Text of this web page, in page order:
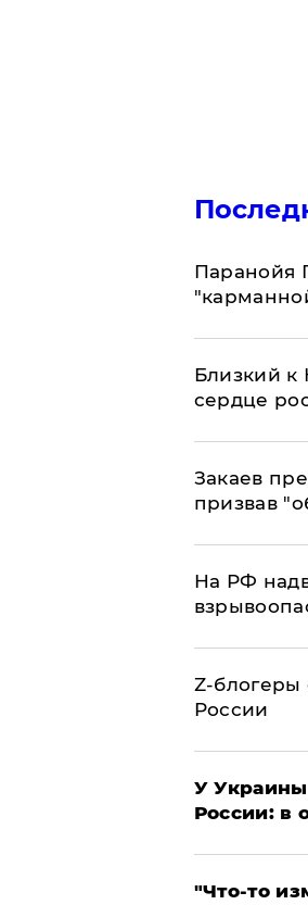
Паранойя
Близкий к
сердце
Закаев
призвав
На РФ
Z-блогеры
России
У Украины
России: в
​"Что-то